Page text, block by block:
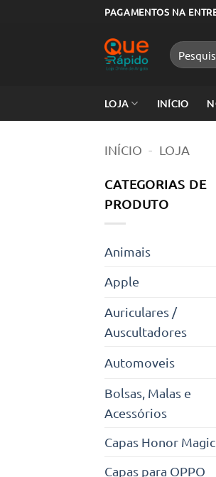
PAGAMENTOS NA
Pesquisar
por:
LOJA INÍCIO
INÍCIO - LOJA
CATEGORIAS DE
PRODUTO
Animais
Apple
Auriculares /
Auscultadores
Automoveis
Bolsas, Malas e
Acessórios
Capas Honor Magic
Capas para OPPO